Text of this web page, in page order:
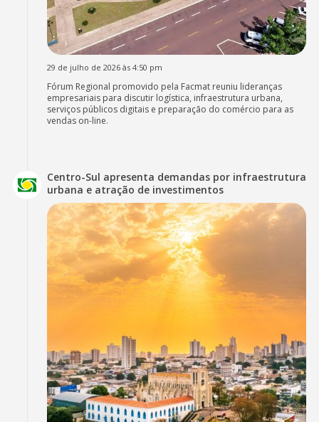
29 de julho de 2026 às 4:50 pm
Fórum Regional promovido pela Facmat reuniu lideranças
empresariais para discutir logística, infraestrutura urbana,
serviços públicos digitais e preparação do comércio para as
vendas on-line.
Centro-Sul apresenta demandas por infraestrutura
urbana e atração de investimentos